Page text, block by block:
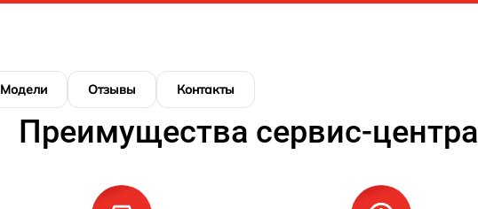
Модели Отзывы Контакты
Преимущества сервис-центра